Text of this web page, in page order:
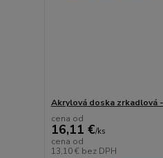
Akrylová doska zrkadlová
cena od
16,11 €/ks
cena od
13,10 € bez DPH